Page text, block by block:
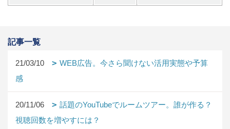
記事一覧
21/03/10
WEB広告。今さら聞けない活用実態や予算
感
20/11/06
話題のYouTubeでルームツアー。誰が作る？
視聴回数を増やすには？